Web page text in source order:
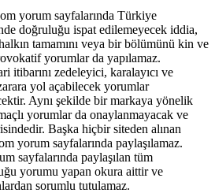
yorum sayfalarında Türkiye
doğruluğu ispat edilemeyecek iddia,
tamamını veya bir bölümünü kin ve
yorumlar da yapılamaz.
itibarını zedeleyici, karalayıcı ve
yol açabilecek yorumlar
Aynı şekilde bir markaya yönelik
yorumlar da onaylanmayacak ve
Başka hiçbir siteden alınan
yorum sayfalarında paylaşılamaz.
sayfalarında paylaşılan tüm
yorumu yapan okura aittir ve
sorumlu tutulamaz.